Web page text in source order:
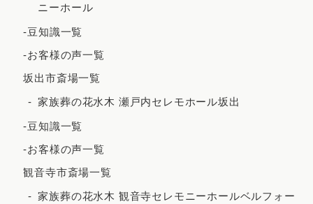
2021年3月
2021年2月
ニーホール
-豆知識一覧
-お客様の声一覧
坂出市斎場一覧
家族葬の花水木 瀬戸内セレモホール坂出
-豆知識一覧
-お客様の声一覧
観音寺市斎場一覧
家族葬の花水木 観音寺セレモニーホールベルフォー